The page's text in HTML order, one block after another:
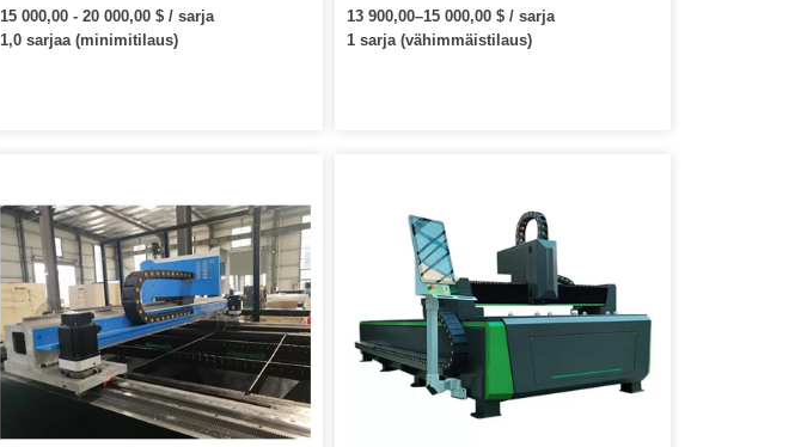
15 000,00 - 20 000,00 $ / sarja
1,0 sarjaa (minimitilaus)
laserleikkauskoneesta
13 900,00–15 000,00 $ / sarja
1 sarja (vähimmäistilaus)